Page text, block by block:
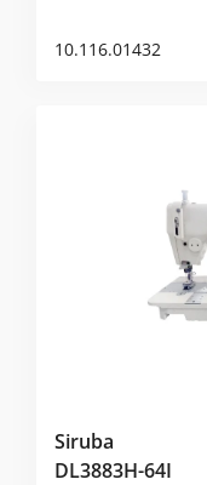
10.116.01432
Siruba
DL3883H-64I